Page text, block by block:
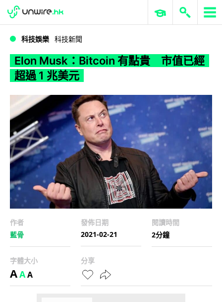
WWDC 2026 ERP 與商業 AI
科技娛樂 科技新聞
Elon Musk：Bitcoin 有點貴 市值已經
超過 1 兆美元
作者
藍骨
發佈日期
2021-02-21
閱讀時間
2分鐘
字體大小
AAA
分享